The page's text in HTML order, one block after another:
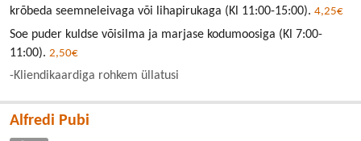
krõbeda seemneleivaga või lihapirukaga (Kl 11:00-15:00). 4,25€
Soe puder kuldse võisilma ja marjase kodumoosiga (Kl 7:00-
11:00). 2,50€
-Kliendikaardiga rohkem üllatusi
Alfredi Pubi